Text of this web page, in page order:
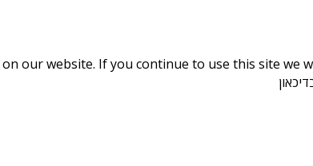
our website. If you continue to use this site we